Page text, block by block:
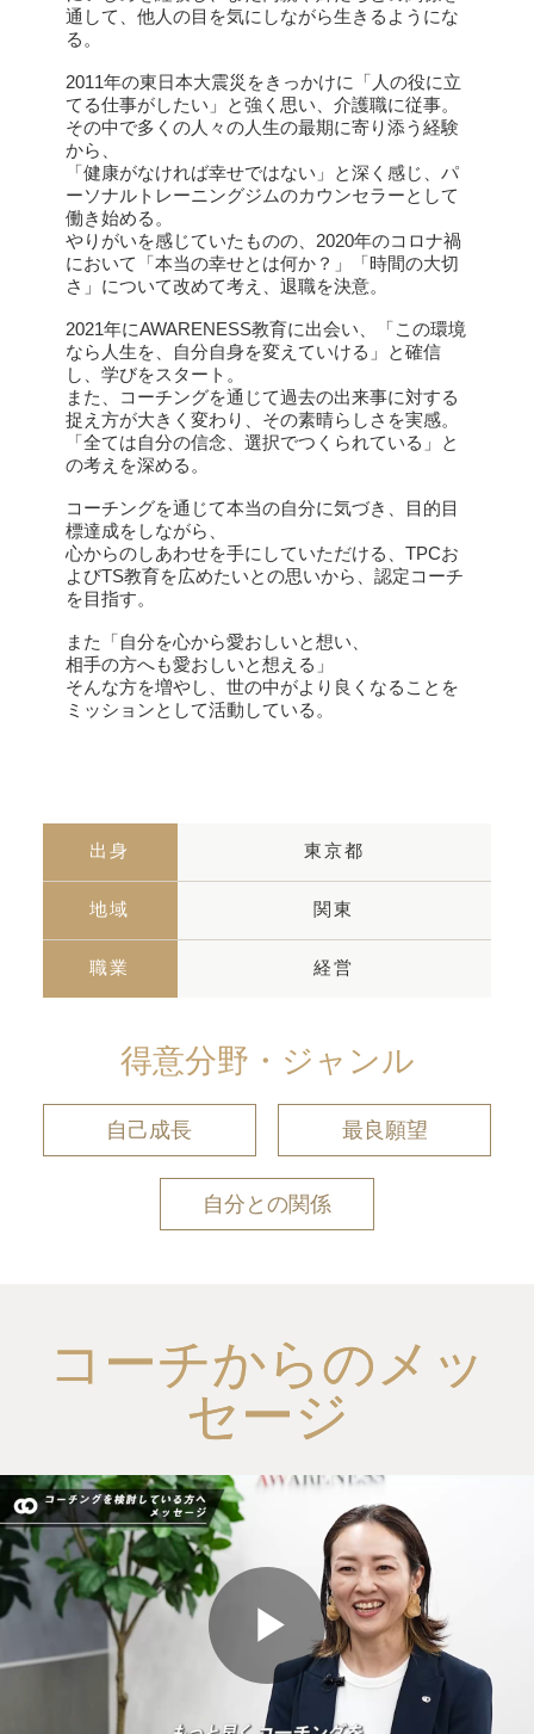
通して、他人の目を気にしながら生きるようにな
る。
2011年の東日本大震災をきっかけに「人の役に立
てる仕事がしたい」と強く思い、介護職に従事。
その中で多くの人々の人生の最期に寄り添う経験
から、
「健康がなければ幸せではない」と深く感じ、パ
ーソナルトレーニングジムのカウンセラーとして
働き始める。
やりがいを感じていたものの、2020年のコロナ禍
において「本当の幸せとは何か？」「時間の大切
さ」について改めて考え、退職を決意。
2021年にAWARENESS教育に出会い、「この環境
なら人生を、自分自身を変えていける」と確信
し、学びをスタート。
また、コーチングを通じて過去の出来事に対する
捉え方が大きく変わり、その素晴らしさを実感。
「全ては自分の信念、選択でつくられている」と
の考えを深める。
コーチングを通じて本当の自分に気づき、目的目
標達成をしながら、
心からのしあわせを手にしていただける、TPCお
よびTS教育を広めたいとの思いから、認定コーチ
を目指す。
また「自分を心から愛おしいと想い、
相手の方へも愛おしいと想える」
そんな方を増やし、世の中がより良くなることを
ミッションとして活動している。
出身 東京都
地域 関東
職業 経営
得意分野・ジャンル
自己成長 最良願望
自分との関係
コーチからのメッ
セージ
Play